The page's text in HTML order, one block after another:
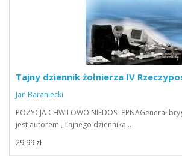
Tajny dziennik żołnierza IV
Jan Baraniecki
POZYCJA CHWILOWO NIEDOSTĘPNAGenerał
jest autorem „Tajnego dziennika…
29,99 zł